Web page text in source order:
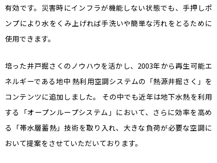
有効です。災害時にインフラが機能しない状態でも、手押しポ
ンプにより水をくみ上げれば手洗いや簡単な汚れをとるために
使用できます。
培った井戸掘さくのノウハウを活かし、2003年から再生可能エ
ネルギーである地中 熱利用空調システムの「熱源井掘さく」を
コンテンツに追加しました。 その中でも近年は地下水熱を利用
する「オープンループシステム」において、さらに効率を高め
る「帯水層蓄熱」技術を取り入れ、大きな負荷が必要な空調に
おいて提案をさせていただいております。